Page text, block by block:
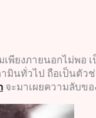
พียงภายนอกไม่พอ
มินทั่วไป ถือเป็นตั
จะมาเผยความลับขอ